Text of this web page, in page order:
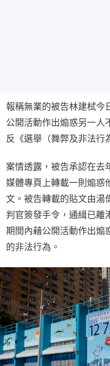
報稱無業的被告林建栻今
公開活動作出煽惑另一人
反《選舉（舞弊及非法行
案情透露，被告承認在去
媒體專頁上轉載一則煽惑
文。被告轉載的貼文由湯
判官簽發手令，通緝已離
期間內藉公開活動作出煽
的非法行為。